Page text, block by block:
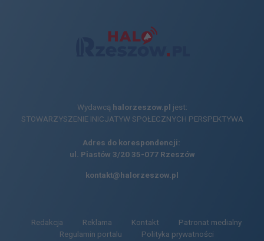
Wydawcą halorzeszow.pl jest:
STOWARZYSZENIE INICJATYW SPOŁECZNYCH PERSPEKTYWA
Adres do korespondencji:
ul. Piastów 3/20 35-077 Rzeszów
kontakt@halorzeszow.pl
Redakcja Reklama Kontakt
Patronat medialny
Regulamin portalu
Polityka prywatności